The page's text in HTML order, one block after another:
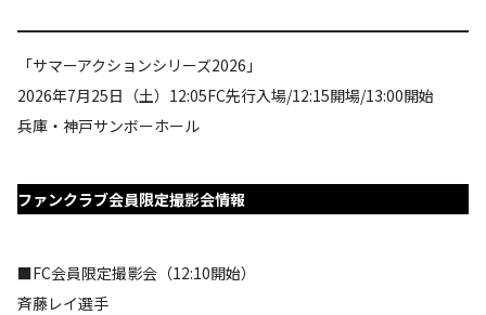
「サマーアクションシリーズ2026」
2026年7月25日（土）12:05FC先行入場/12:15開場/13:00開始
兵庫・神戸サンボーホール
ファンクラブ会員限定撮影会情報
■FC会員限定撮影会（12:10開始）
斉藤レイ選手